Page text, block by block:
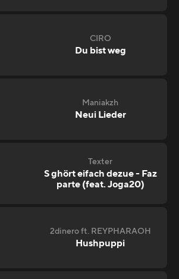
CIRO
Du bist weg
Maniakzh
Neui Lieder
Texter
S ghört eifach dezue - Faz
parte (feat. Joga20)
2dinero ft. REYPHARAOH
Hushpuppi